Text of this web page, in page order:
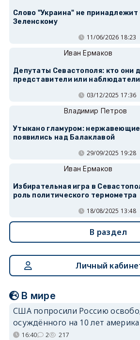
Слово "Украина" не принадлежит
Зеленскому
11/06/2026 18:23
Иван Ермаков
Депутаты Севастополя: кто они
представители или
03/12/2025 17:36
Владимир Петров
Утыкано гламуром:
появились над Балаклавой
29/09/2025 19:28
Иван Ермаков
Избирательная игра в
роль политического термометра
18/08/2025 13:48
В раздел
Личный
В мире
США попросили Россию
осуждённого на 10 лет
16:40 2 217